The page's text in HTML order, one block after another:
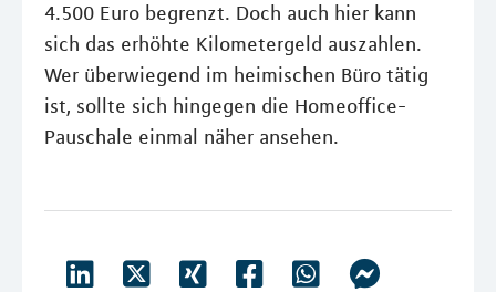
4.500 Euro begrenzt. Doch auch hier kann
sich das erhöhte Kilometergeld auszahlen.
Wer überwiegend im heimischen Büro tätig
ist, sollte sich hingegen die Homeoffice-
Pauschale einmal näher ansehen.